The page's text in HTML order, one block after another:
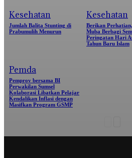
Kesehatan
Jumlah Balita Stunting di
Prabumulih Menurun
Kesehatan
Berikan
Muba Berbagi
Peringatan Hari
Tahun Baru Islam
Pemda
Pemprov bersama BI
Perwakilan Sumsel
Kolaborasi Libatkan Pelajar
Kendalikan Inflasi dengan
Masifkan Program GSMP